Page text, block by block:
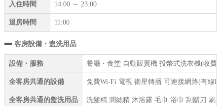
入住時間 14:00 ～ 23:00
退房時間 11:00
客房設備・盥洗用品
設備・服務 餐廳・食堂 自動販賣機 投幣式洗衣機(收
全客房共通的設備 免費Wi-Fi 電視 衛星轉播 可連接網路(有線
全客房共通的盥洗用品 洗髮精 潤絲精 沐浴露 毛巾 浴巾 刮鬍刀 刷